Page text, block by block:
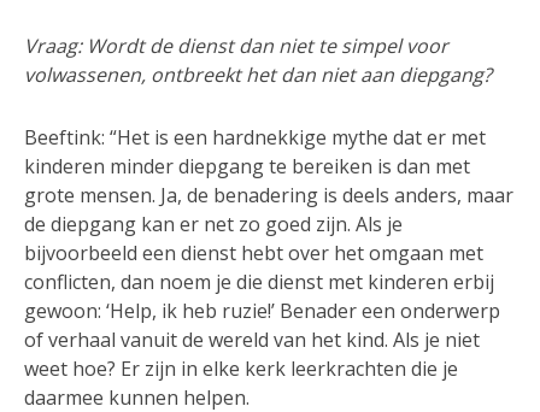
Vraag: Wordt de dienst dan niet te simpel voor
volwassenen, ontbreekt het dan niet aan diepgang?
Beeftink: “Het is een hardnekkige mythe dat er met
kinderen minder diepgang te bereiken is dan met
grote mensen. Ja, de benadering is deels anders, maar
de diepgang kan er net zo goed zijn. Als je
bijvoorbeeld een dienst hebt over het omgaan met
conflicten, dan noem je die dienst met kinderen erbij
gewoon: ‘Help, ik heb ruzie!’ Benader een onderwerp
of verhaal vanuit de wereld van het kind. Als je niet
weet hoe? Er zijn in elke kerk leerkrachten die je
daarmee kunnen helpen.